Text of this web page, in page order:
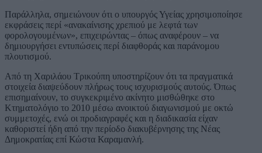
Παράλληλα, σημειώνουν ότι ο υπουργός Υγείας χρησιμοποίησε
εκφράσεις περί «ανακαίνισης χρεπιού με λεφτά των
φορολογουμένων», επιχειρώντας – όπως αναφέρουν – να
δημιουργήσει εντυπώσεις περί διαφθοράς και παράνομου
πλουτισμού.
Από τη Χαριλάου Τρικούπη υποστηρίζουν ότι τα πραγματικά
στοιχεία διαψεύδουν πλήρως τους ισχυρισμούς αυτούς. Όπως
επισημαίνουν, το συγκεκριμένο ακίνητο μισθώθηκε στο
Κτηματολόγιο το 2010 μέσω ανοικτού διαγωνισμού με οκτώ
συμμετοχές, ενώ οι προδιαγραφές και η διαδικασία είχαν
καθοριστεί ήδη από την περίοδο διακυβέρνησης της Νέας
Δημοκρατίας επί Κώστα Καραμανλή.